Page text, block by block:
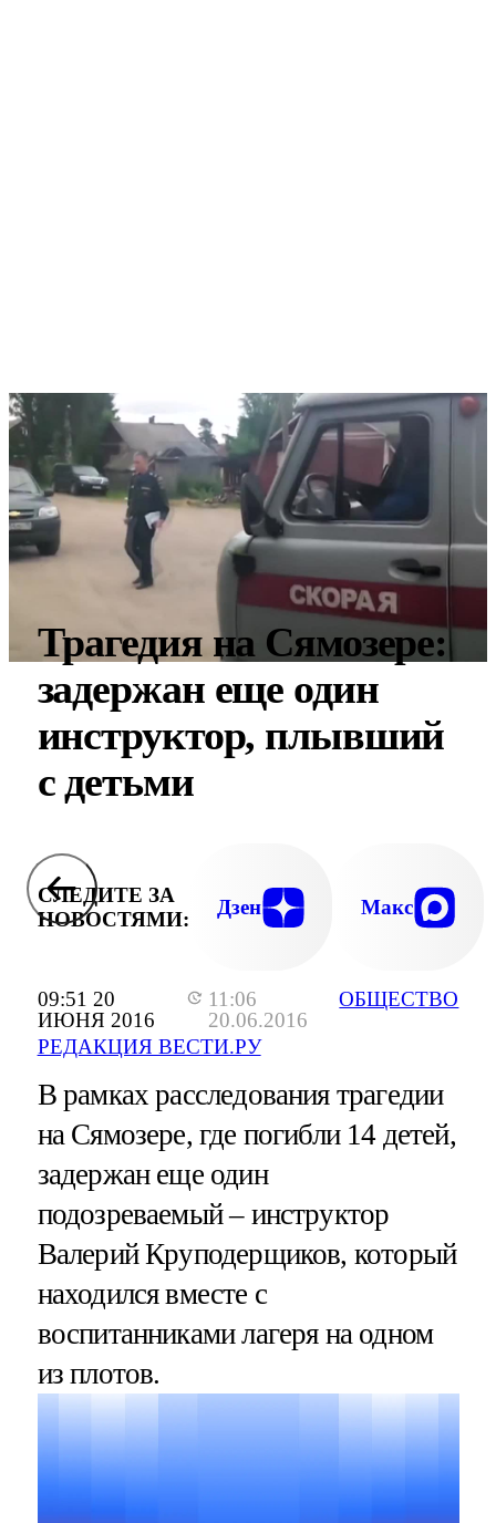
09:51 20
ИЮНЯ 2016
11:06
20.06.2016
РЕДАКЦИЯ ВЕСТИ.РУ
ОБЩЕСТВО
Трагедия на Сямозере:
задержан еще один
инструктор, плывший
с детьми
СЛЕДИТЕ ЗА
НОВОСТЯМИ:
Дзен Макс
В рамках расследования трагедии
на Сямозере, где погибли 14 детей,
задержан еще один
подозреваемый – инструктор
Валерий Круподерщиков, который
находился вместе с
воспитанниками лагеря на одном
из плотов.